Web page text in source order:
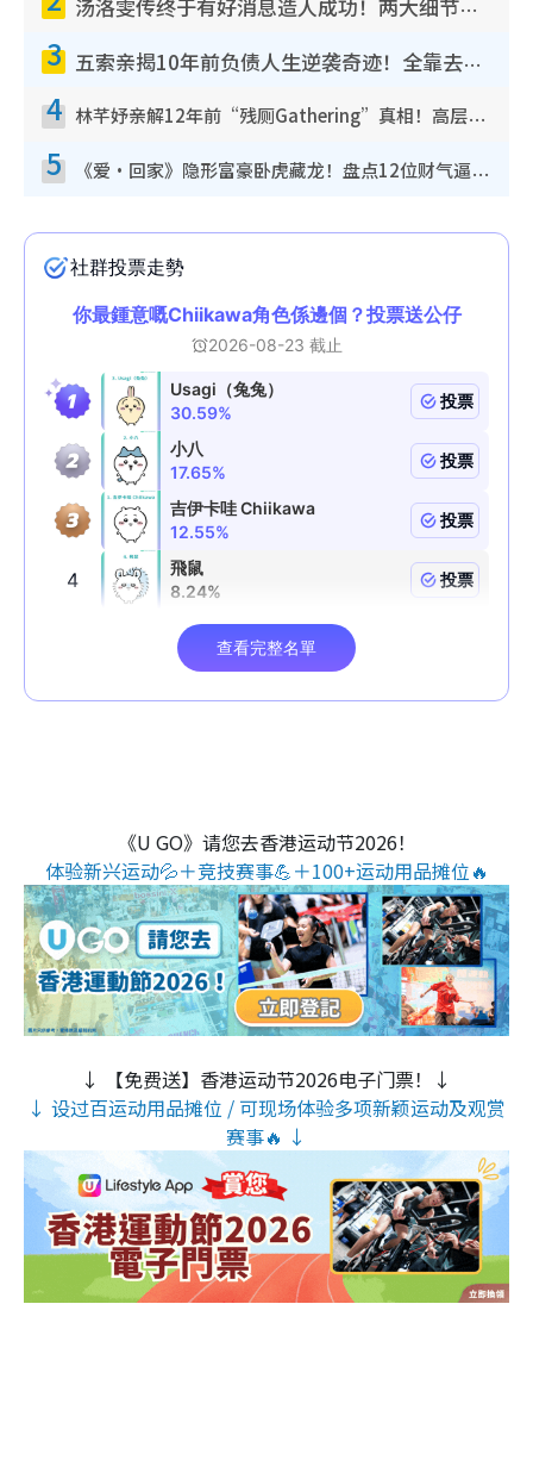
汤洛雯传终于有好消息造人成功！两大细节曝孕味极浓引猜测：大肚婆先会咁！
3 五索亲揭10年前负债人生逆袭奇迹！全靠去一地方转运后即遇上马先生
4 林芊妤亲解12年前“残厕Gathering”真相！高层解约一句话重创尊严，至今拒返TVB
5 《爱·回家》隐形富豪卧虎藏龙！盘点12位财气逼人的有钱艺人：这位美女3亿身家不愁做
《U GO》请您去香港运动节2026！
体验新兴运动💦＋竞技赛事💪＋100+运动用品摊位🔥
↓ 【免费送】香港运动节2026电子门票！↓
↓ 设过百运动用品摊位 / 可现场体验多项新颖运动及观赏
赛事🔥 ↓